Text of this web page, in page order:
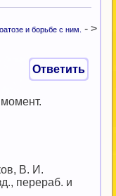
и борьбе с ним. - >
Ответить
В. И.
перераб. и